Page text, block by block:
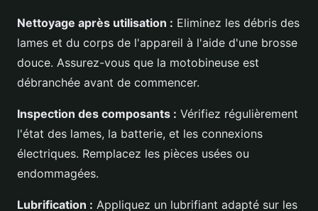
Nettoyage après utilisation : Eliminez les débris des
lames et du corps de l'appareil à l'aide d'une brosse
douce. Assurez-vous que la motobineuse est
débranchée avant de commencer.
Inspection des composants : Vérifiez régulièrement
l'état des lames, la batterie, et les connexions
électriques. Remplacez les pièces usées ou
endommagées.
Lubrification : Appliquez un lubrifiant adapté sur les